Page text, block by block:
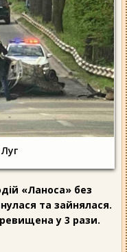
«Ланоса» без
та зайнялася.
у 3 рази.